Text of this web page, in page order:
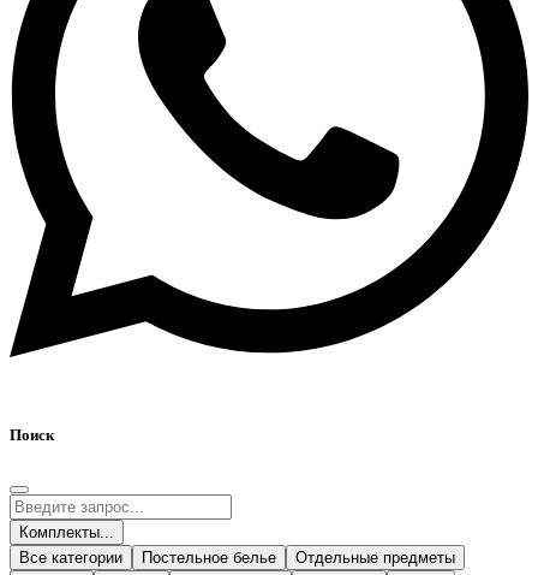
Поиск
Комплекты...
Все категории
Постельное белье
Отдельные предметы